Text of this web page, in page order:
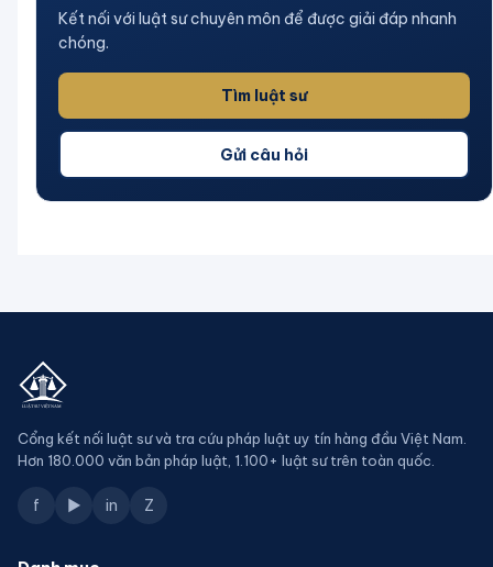
Kết nối với luật sư chuyên môn để được giải đáp nhanh
chóng.
Tìm luật sư
Gửi câu hỏi
Cổng kết nối luật sư và tra cứu pháp luật uy tín hàng đầu Việt Nam.
Hơn 180.000 văn bản pháp luật, 1.100+ luật sư trên toàn quốc.
f ▶ in Z